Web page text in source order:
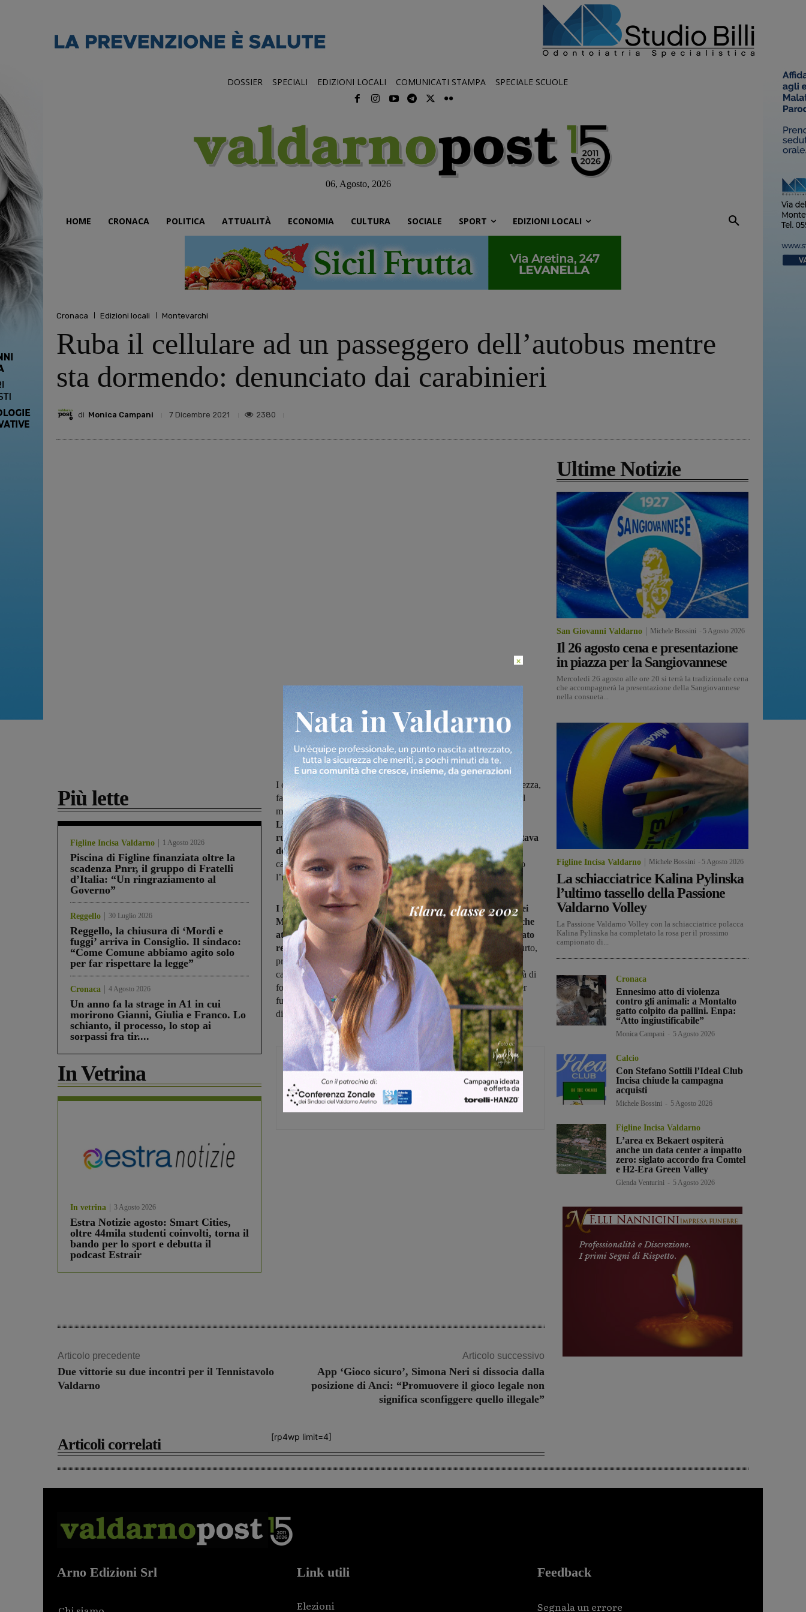
DOSSIER SPECIALI EDIZIONI LOCALI COMUNICATI STAMPA SPECIALE SCUOLE
06, Agosto, 2026
HOME CRONACA POLITICA ATTUALITÀ ECONOMIA CULTURA SOCIALE SPORT EDIZIONI LOCALI
Cronaca Edizioni locali Montevarchi
Ruba il cellulare ad un passeggero dell’autobus mentre
sta dormendo: denunciato dai carabinieri
di Monica Campani 7 Dicembre 2021 2380
Più lette
Figline Incisa Valdarno 1 Agosto 2026
Piscina di Figline finanziata oltre la
scadenza Pnrr, il gruppo di Fratelli
d’Italia: “Un ringraziamento al
Governo”
Reggello 30 Luglio 2026
Reggello, la chiusura di ‘Mordi e
fuggi’ arriva in Consiglio. Il sindaco:
“Come Comune abbiamo agito solo
per far rispettare la legge”
Cronaca 4 Agosto 2026
Un anno fa la strage in A1 in cui
morirono Gianni, Giulia e Franco. Lo
schianto, il processo, lo stop ai
sorpassi fra tir....
In Vetrina
In vetrina 3 Agosto 2026
Estra Notizie agosto: Smart Cities,
oltre 44mila studenti coinvolti, torna il
bando per lo sport e debutta il
podcast Estrair
I carabinieri di Montevarchi hanno denunciato per furto con destrezza,
false dichiarazioni sulla sua identità e per le disposizioni relative al
mancato possesso di documenti d’identità un cittadino straniero.
L’uomo, all’interno dell’autobus di linea Firenze-Arezzo, ha
rubato un cellulare IPhone 12pro ad un passeggero mentre stava
dormendo . A richiedere alla Centrale operativa l’intervento dei
carabinieri, nella notte del 4 dicembre, è stato l’autista che ha visto
l’uomo rovistare in una borsa.
I militari hanno atteso l’arrivo del pullman all’autostazione dei
Montevarchi e hanno subito chiarito la dinamica dei fatti, anche
attraverso le testimonianze di altri viaggiatori. Il cellulare è stato
recuperato e restituito al legittimo proprietario.L’autore del furto,
privo di documenti e di permesso di soggiorno, ha dichiarato ai
carabinieri generalità che sono risultate false nel corso delle attività di
foto segnalamento. Il cittadino straniero è stato così denunciato per
furto con destrezza, false dichiarazioni sulla sua identità e per le
disposizioni relative al mancato possesso di documenti d’identità.
Monica Campani
Direttore
Articolo precedente
Due vittorie su due incontri per il Tennistavolo
Valdarno
Articolo successivo
App ‘Gioco sicuro’, Simona Neri si dissocia dalla
posizione di Anci: “Promuovere il gioco legale non
significa sconfiggere quello illegale”
[rp4wp limit=4]
Articoli correlati
Ultime Notizie
San Giovanni Valdarno Michele Bossini 5 Agosto 2026
Il 26 agosto cena e presentazione
in piazza per la Sangiovannese
Mercoledì 26 agosto alle ore 20 si terrà la tradizionale cena
che accompagnerà la presentazione della Sangiovannese
nella consueta...
Figline Incisa Valdarno Michele Bossini 5 Agosto 2026
La schiacciatrice Kalina Pylinska
l’ultimo tassello della Passione
Valdarno Volley
La Passione Valdarno Volley con la schiacciatrice polacca
Kalina Pylinska ha completato la rosa per il prossimo
campionato di...
Cronaca
Ennesimo atto di violenza
contro gli animali: a Montalto
gatto colpito da pallini. Enpa:
“Atto ingiustificabile”
Monica Campani 5 Agosto 2026
Calcio
Con Stefano Sottili l’Ideal Club
Incisa chiude la campagna
acquisti
Michele Bossini 5 Agosto 2026
Figline Incisa Valdarno
L’area ex Bekaert ospiterà
anche un data center a impatto
zero: siglato accordo fra Comtel
e H2-Era Green Valley
Glenda Venturini 5 Agosto 2026
Arno Edizioni Srl Link utili
Elezioni
Feedback
Segnala un errore
×